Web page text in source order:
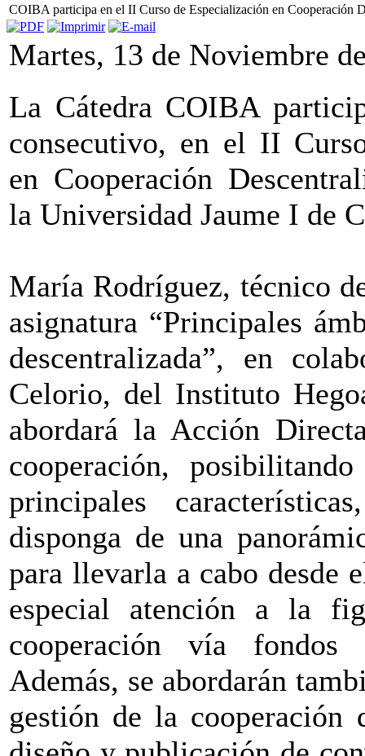
COIBA participa en el II Curso de Especialización en Cooperación
Martes, 13 de Noviembre
La Cátedra COIBA
consecutivo, en el II
en Cooperación
la Universidad Jaume I de
María Rodríguez, técnico
asignatura “Principales
descentralizada”, en
Celorio, del Instituto
abordará la Acción
cooperación,
principales
disponga de una
para llevarla a cabo desde
especial atención a la
cooperación vía fondos
Además, se abordarán
gestión de la cooperación